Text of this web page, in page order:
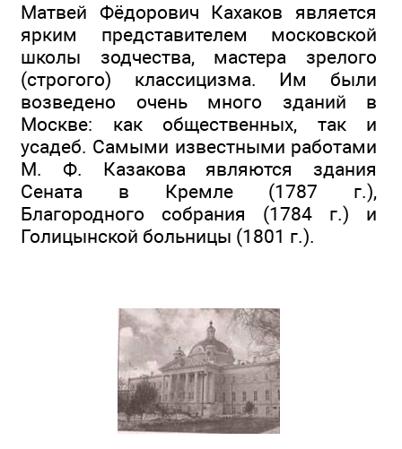
Матвей Фёдорович Кахаков является
ярким представителем московской
школы зодчества, мастера зрелого
(строгого) классицизма. Им были
возведено очень много зданий в
Москве: как общественных, так и
усадеб. Самыми известными работами
М. Ф. Казакова являются здания
Сената в Кремле (1787 г.),
Благородного собрания (1784 г.) и
Голицынской больницы (1801 г.).